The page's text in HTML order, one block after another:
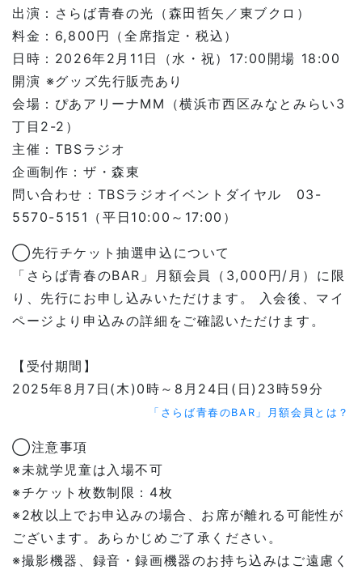
出演：さらば青春の光（森田哲矢／東ブクロ）
料金：6,800円（全席指定・税込）
日時：2026年2月11日（水・祝）17:00開場 18:00
開演 ※グッズ先行販売あり
会場：ぴあアリーナMM（横浜市西区みなとみらい3
丁目2-2）
主催：TBSラジオ
企画制作：ザ・森東
問い合わせ：TBSラジオイベントダイヤル 03-
5570-5151（平日10:00～17:00）
◯先行チケット抽選申込について
「さらば青春のBAR」月額会員（3,000円/月）に限
り、先行にお申し込みいただけます。 入会後、マイ
ページより申込みの詳細をご確認いただけます。
【受付期間】
2025年8月7日(木)0時～8月24日(日)23時59分
「さらば青春のBAR」月額会員とは？
◯注意事項
※未就学児童は⼊場不可
※チケット枚数制限：4枚
※2枚以上でお申込みの場合、お席が離れる可能性が
ございます。あらかじめご了承ください。
※撮影機器、録音・録画機器のお持ち込みはご遠慮く